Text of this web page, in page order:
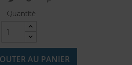
Quantité
AU PANIER